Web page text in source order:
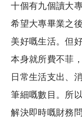
十個有九個讀大
希望大專畢業之
美好嘅生活。但
本身就所費不菲
日常生活支出、
筆細嘅數目。所
解決即時嘅財務